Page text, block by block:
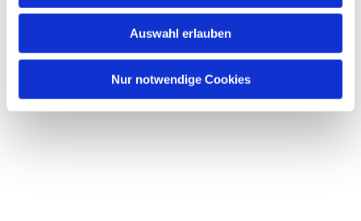
Auswahl erlauben
Nur notwendige Cookies